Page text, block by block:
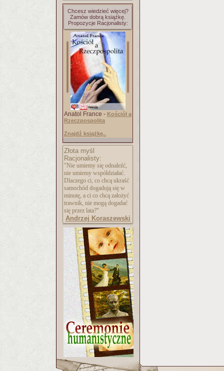
Chcesz wiedzieć więcej?
Zamów dobrą książkę.
Propozycje Racjonalisty:
Anatol France - Kościół a
Rzeczpospolita
Znajdź książkę..
Złota myśl
Racjonalisty:
"Nie umiemy się odnaleźć,
nie umiemy współdziałać.
Dlaczego ci, co chcą ukraść
samochód dogadują się w
minutę, a ci co chcą założyć
trawnik, nie mogą dogadać
się przez lata?"
Andrzej Koraszewski